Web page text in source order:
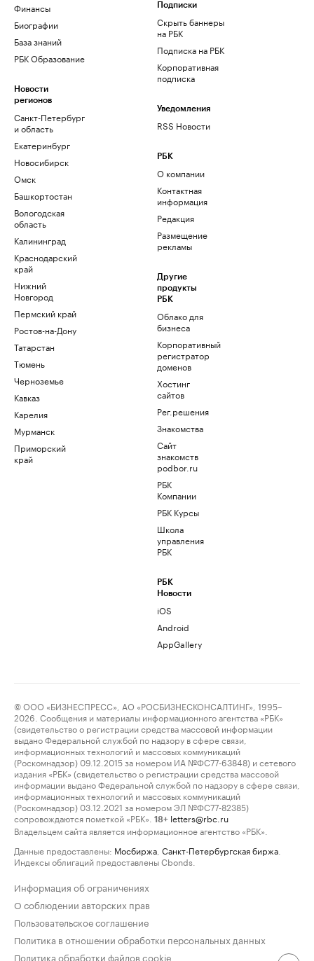
Финансы
Биографии
База знаний
РБК Образование
Новости
регионов
Санкт-Петербург
и область
Екатеринбург
Новосибирск
Омск
Башкортостан
Вологодская
область
Калининград
Краснодарский
край
Нижний
Новгород
Пермский край
Ростов-на-Дону
Татарстан
Тюмень
Черноземье
Кавказ
Карелия
Мурманск
Приморский
край
Подписки
Скрыть баннеры
на РБК
Подписка на РБК
Корпоративная
подписка
Уведомления
RSS Новости
РБК
О компании
Контактная
информация
Редакция
Размещение
рекламы
Другие
продукты
РБК
Облако для
бизнеса
Корпоративный
регистратор
доменов
Хостинг
сайтов
Рег.решения
Знакомства
Сайт
знакомств
podbor.ru
РБК
Компании
РБК Курсы
Школа
управления
РБК
РБК
Новости
iOS
Android
AppGallery
© ООО «БИЗНЕСПРЕСС», АО «РОСБИЗНЕСКОНСАЛТИНГ», 1995–
2026. Сообщения и материалы информационного агентства «РБК»
(свидетельство о регистрации средства массовой информации
выдано Федеральной службой по надзору в сфере связи,
информационных технологий и массовых коммуникаций
(Роскомнадзор) 09.12.2015 за номером ИА №ФС77-63848) и сетевого
издания «РБК» (свидетельство о регистрации средства массовой
информации выдано Федеральной службой по надзору в сфере связи,
информационных технологий и массовых коммуникаций
(Роскомнадзор) 03.12.2021 за номером ЭЛ №ФС77-82385)
сопровождаются пометкой «РБК».
18+ letters@rbc.ru
Владельцем сайта является информационное агентство «РБК».
Данные предоставлены: Мосбиржа Санкт-Петербургская биржа
Индексы облигаций предоставлены Cbonds.
Информация об ограничениях
О соблюдении авторских прав
Пользовательское соглашение
Политика в отношении обработки персональных данных
Политика обработки файлов cookie